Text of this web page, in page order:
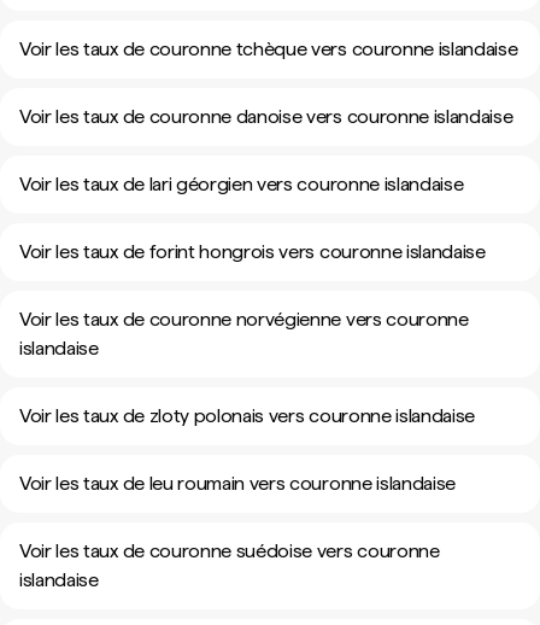
Voir les taux de couronne tchèque vers couronne islandaise
Voir les taux de couronne danoise vers couronne islandaise
Voir les taux de lari géorgien vers couronne islandaise
Voir les taux de forint hongrois vers couronne islandaise
Voir les taux de couronne norvégienne vers couronne
islandaise
Voir les taux de zloty polonais vers couronne islandaise
Voir les taux de leu roumain vers couronne islandaise
Voir les taux de couronne suédoise vers couronne
islandaise